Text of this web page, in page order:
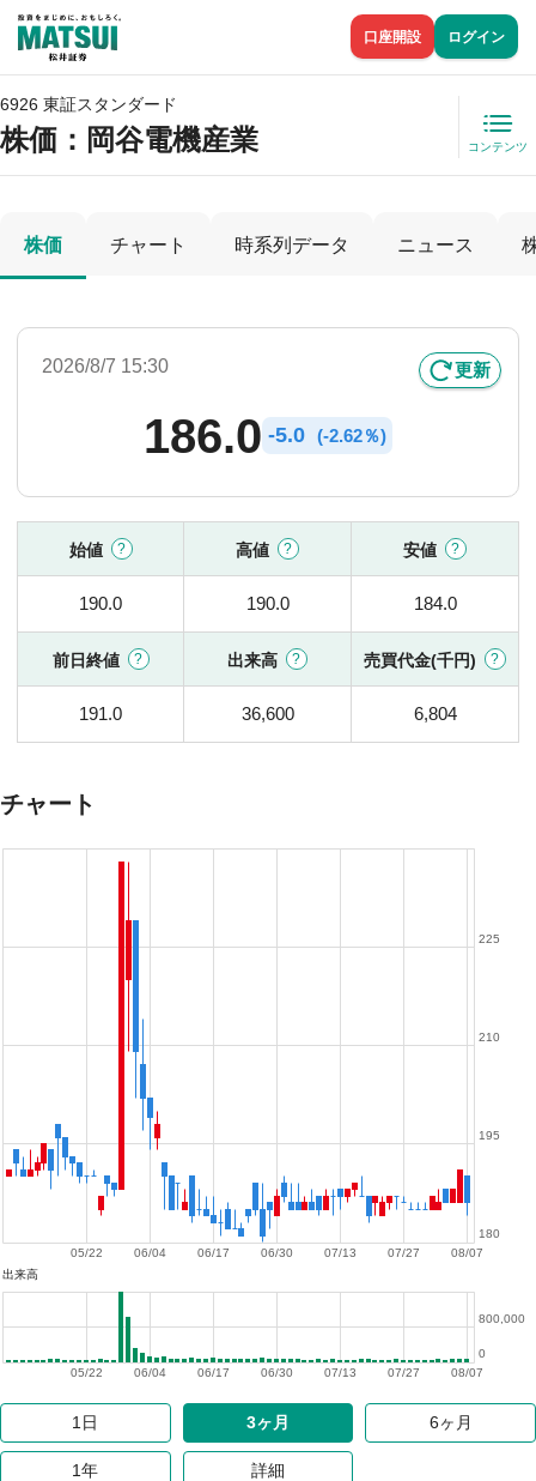
口座開設 ログイン
6926 東証スタンダード
株価 ：岡谷電機産業 コンテンツ
株価 チャート 時系列データ ニュース
2026/8/7 15:30 更新
186.0 -5.0 (-2.62％)
始値 高値 安値
190.0 190.0 184.0
前日終値 出来高 売買代金(千円)
191.0 36,600 6,804
チャート
08/07
07/27
07/13
06/30
06/17
06/04
05/22
180
195
210
225
出来高
08/07
07/27
07/13
06/30
06/17
06/04
05/22
0
800,000
1日 3ヶ月 6ヶ月
1年 詳細